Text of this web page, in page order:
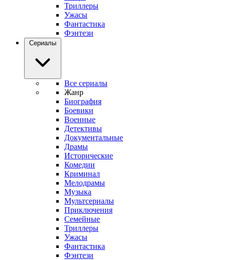
Триллеры
Ужасы
Фантастика
Фэнтези
Сериалы
Все сериалы
Жанр
Биография
Боевики
Военные
Детективы
Документальные
Драмы
Исторические
Комедии
Криминал
Мелодрамы
Музыка
Мультсериалы
Приключения
Семейные
Триллеры
Ужасы
Фантастика
Фэнтези